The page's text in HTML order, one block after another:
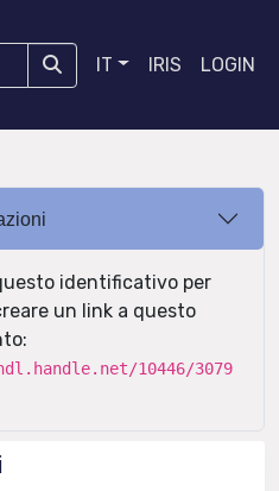
IT IRIS LOGIN
identificativo per
un link a questo
10446/3079